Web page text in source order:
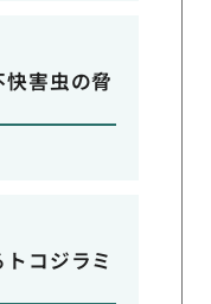
害虫の脅
コジラミ